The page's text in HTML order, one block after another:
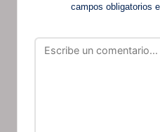
campos obligatorios